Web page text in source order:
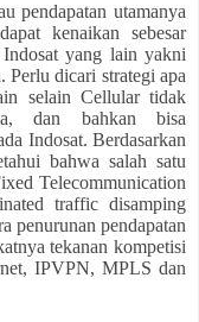
pendapatan utamanya
kenaikan sebesar
Indosat yang lain yakni
dicari strategi apa
selain Cellular tidak
dan bahkan bisa
Indosat. Berdasarkan
bahwa salah satu
Telecommunication
traffic disamping
penurunan pendapatan
tekanan kompetisi
IPVPN, MPLS dan